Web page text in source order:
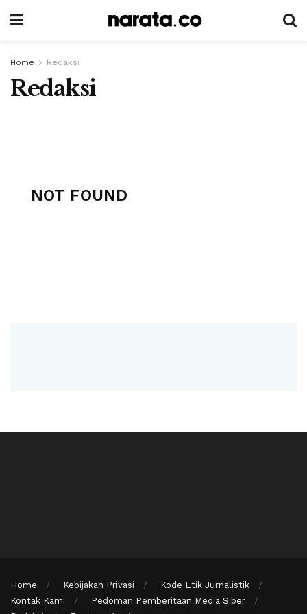
Home Redaksi
Redaksi
NOT FOUND
Home Kebijakan Privasi
Kode Etik Jurnalistik
Kontak Kami
Pedoman Pemberitaan Media Siber